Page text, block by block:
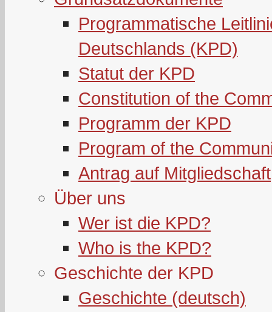
Programmatische
Deutschlands (KPD)
Statut der KPD
Constitution of the
Programm der KPD
Program of the
Antrag auf Mitgliedschaft
Über uns
Wer ist die KPD?
Who is the KPD?
Geschichte der KPD
Geschichte (deutsch)